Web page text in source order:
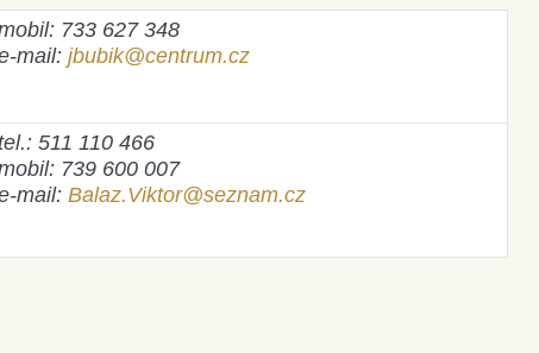
733 627 348
mail: jbubik@centrum.cz
511 110 466
739 600 007
mail: Balaz.Viktor@seznam.cz